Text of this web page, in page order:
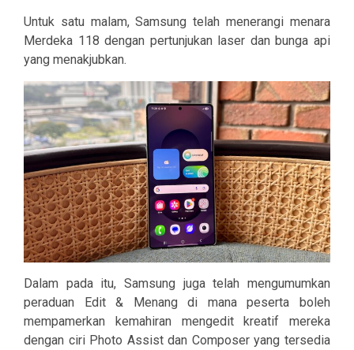
Untuk satu malam, Samsung telah menerangi menara
Merdeka 118 dengan pertunjukan laser dan bunga api
yang menakjubkan.
Dalam pada itu, Samsung juga telah mengumumkan
peraduan Edit & Menang di mana peserta boleh
mempamerkan kemahiran mengedit kreatif mereka
dengan ciri Photo Assist dan Composer yang tersedia